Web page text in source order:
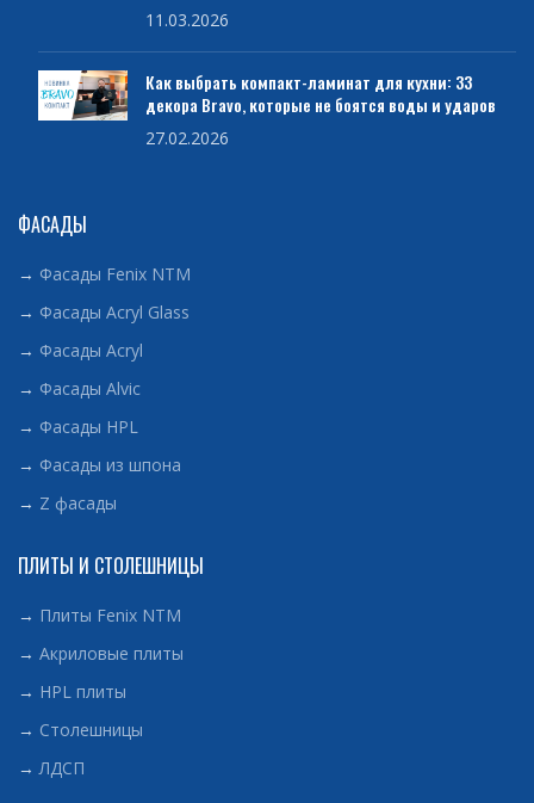
11.03.2026
Как выбрать компакт-ламинат для кухни: 33
декора Bravo, которые не боятся воды и ударов
27.02.2026
ФАСАДЫ
→ Фасады Fenix NTM
→ Фасады Acryl Glass
→ Фасады Acryl
→ Фасады Alvic
→ Фасады HPL
→ Фасады из шпона
→ Z фасады
ПЛИТЫ И СТОЛЕШНИЦЫ
→ Плиты Fenix NTM
→ Акриловые плиты
→ HPL плиты
→ Столешницы
→ ЛДСП